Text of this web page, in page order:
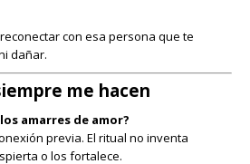
con esa persona que te
dañar.
me hacen
amarres de amor?
previa. El ritual no inventa
o los fortalece.